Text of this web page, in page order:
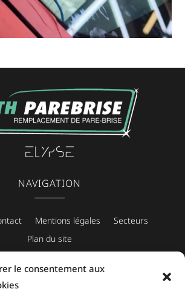
le consentement aux
NAVIGATION
Mentions légales
Secteurs
Plan du site